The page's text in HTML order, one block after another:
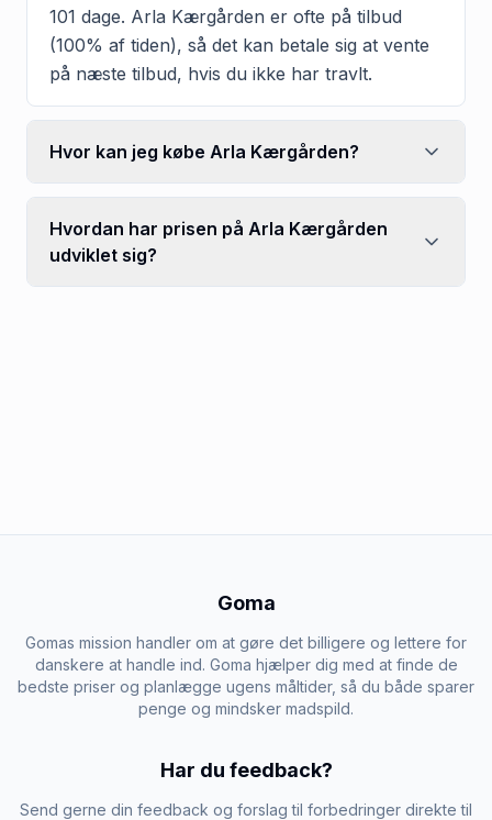
101 dage. Arla Kærgården er ofte på tilbud
(100% af tiden), så det kan betale sig at vente
på næste tilbud, hvis du ikke har travlt.
Hvor kan jeg købe Arla Kærgården?
Hvordan har prisen på Arla Kærgården
udviklet sig?
Goma
Gomas mission handler om at gøre det billigere og lettere for
danskere at handle ind. Goma hjælper dig med at finde de
bedste priser og planlægge ugens måltider, så du både sparer
penge og mindsker madspild.
Har du feedback?
Send gerne din feedback og forslag til forbedringer direkte til